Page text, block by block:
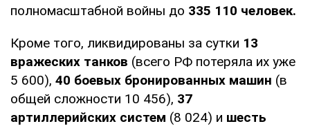
полномасштабной войны до 335 110 человек.
Кроме того, ликвидированы за сутки 13
вражеских танков (всего РФ потеряла их уже
5 600), 40 боевых бронированных машин (в
общей сложности 10 456), 37
артиллерийских систем (8 024) и шесть